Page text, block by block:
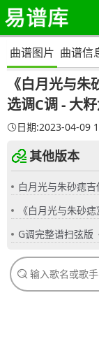
曲谱图片 曲谱信
《白月光与
选调C调 - 大
日期:2023-04-09
其他版本
白月光与朱砂痣吉他谱男
《白月光与朱砂痣》指弹
G调完整谱扫弦版《白